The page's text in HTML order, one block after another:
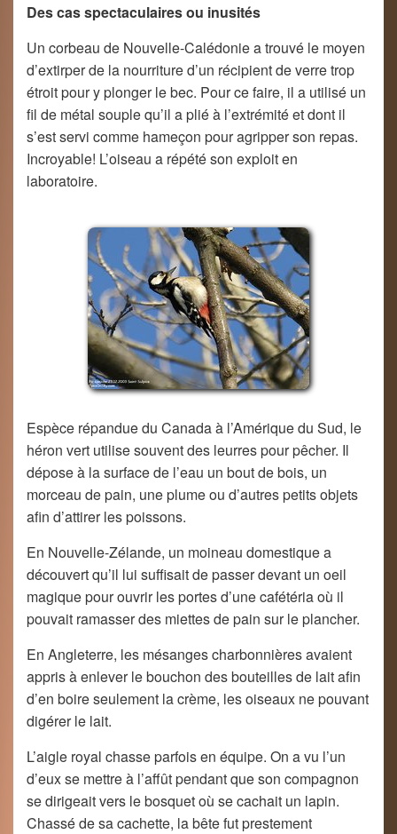
Des cas spectaculaires ou inusités
Un corbeau de Nouvelle-Calédonie a trouvé le moyen
d’extirper de la nourriture d’un récipient de verre trop
étroit pour y plonger le bec. Pour ce faire, il a utilisé un
fil de métal souple qu’il a plié à l’extrémité et dont il
s’est servi comme hameçon pour agripper son repas.
Incroyable! L’oiseau a répété son exploit en
laboratoire.
Espèce répandue du Canada à l’Amérique du Sud, le
héron vert utilise souvent des leurres pour pêcher. Il
dépose à la surface de l’eau un bout de bois, un
morceau de pain, une plume ou d’autres petits objets
afin d’attirer les poissons.
En Nouvelle-Zélande, un moineau domestique a
découvert qu’il lui suffisait de passer devant un oeil
magique pour ouvrir les portes d’une cafétéria où il
pouvait ramasser des miettes de pain sur le plancher.
En Angleterre, les mésanges charbonnières avaient
appris à enlever le bouchon des bouteilles de lait afin
d’en boire seulement la crème, les oiseaux ne pouvant
digérer le lait.
L’aigle royal chasse parfois en équipe. On a vu l’un
d’eux se mettre à l’affût pendant que son compagnon
se dirigeait vers le bosquet où se cachait un lapin.
Chassé de sa cachette, la bête fut prestement